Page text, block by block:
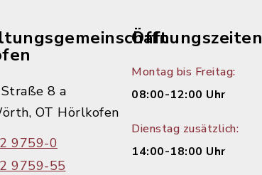
8 a
OT Hörlkofen
9759-0
9759-55
Öffnungszeiten
Montag bis Freitag:
08:00-12:00 Uhr
Dienstag zusätzlich:
14:00-18:00 Uhr